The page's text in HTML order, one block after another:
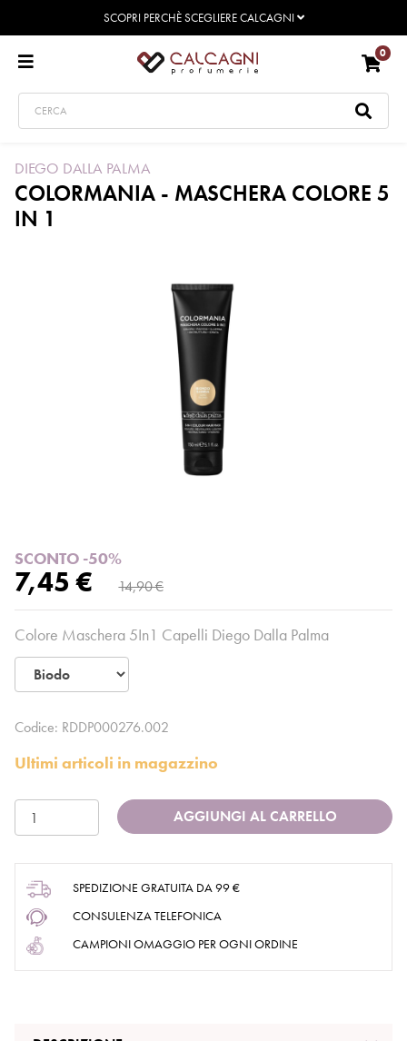
SCOPRI PERCHÈ SCEGLIERE CALCAGNI
0
DIEGO DALLA PALMA
COLORMANIA - MASCHERA COLORE 5
IN 1
SCONTO -50%
7,45 € 14,90 €
Colore Maschera 5In1 Capelli Diego Dalla Palma
Codice: RDDP000276.002
Ultimi articoli in magazzino
AGGIUNGI AL CARRELLO
SPEDIZIONE GRATUITA DA 99 €
CONSULENZA TELEFONICA
CAMPIONI OMAGGIO PER OGNI ORDINE